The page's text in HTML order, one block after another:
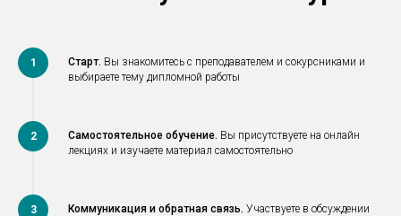
Старт. Вы знакомитесь с преподавателем и сокурсниками и
выбираете тему дипломной работы
Самостоятельное обучение. Вы присутствуете на онлайн
лекциях и изучаете материал самостоятельно
Коммуникация и обратная связь. Участвуете в обсуждении